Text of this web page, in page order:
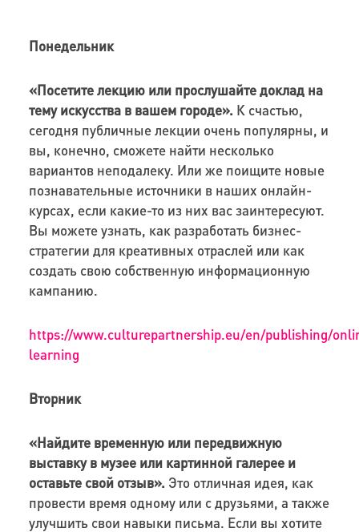
Понедельник
«Посетите лекцию или прослушайте доклад на
тему искусства в вашем городе». К счастью,
сегодня публичные лекции очень популярны, и
вы, конечно, сможете найти несколько
вариантов неподалеку. Или же поищите новые
познавательные источники в наших онлайн-
курсах, если какие-то из них вас заинтересуют.
Вы можете узнать, как разработать бизнес-
стратегии для креативных отраслей или как
создать свою собственную информационную
кампанию.
https://www.culturepartnership.eu/en/publishing/
learning
Вторник
«Найдите временную или передвижную
выставку в музее или картинной галерее и
оставьте свой отзыв». Это отличная идея, как
провести время одному или с друзьями, а также
улучшить свои навыки письма. Если вы хотите